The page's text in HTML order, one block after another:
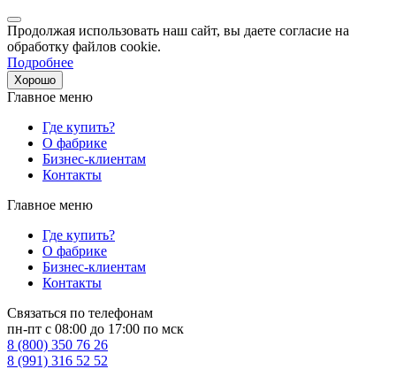
Продолжая использовать наш сайт, вы даете согласие на
обработку файлов cookie.
Подробнее
Хорошо
Главное меню
Где купить?
О фабрике
Бизнес-клиентам
Контакты
Главное меню
Где купить?
О фабрике
Бизнес-клиентам
Контакты
Связаться по телефонам
пн-пт с 08:00 до 17:00 по мск
8 (800) 350 76 26
8 (991) 316 52 52